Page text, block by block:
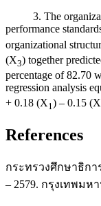
3. The
performance
organizational
(X3) together
percentage of 82.70
regression analysis
+ 0.18 (X1) – 0.15 (X
References
กระทรวงศึกษาธิกา
– 2579. กรุงเทพม